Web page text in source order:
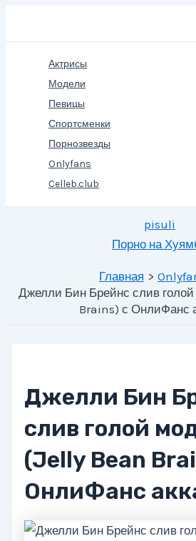
Актрисы
Модели
Певицы
Спортсменки
Порнозвезды
Onlyfans
Celleb.club
pisuli
Порно на
Главная
Джелли Бин Брейнс слив
Brains) с ОнлиФанс
Джелли Бин
слив голой
(Jelly Bean
ОнлиФанс